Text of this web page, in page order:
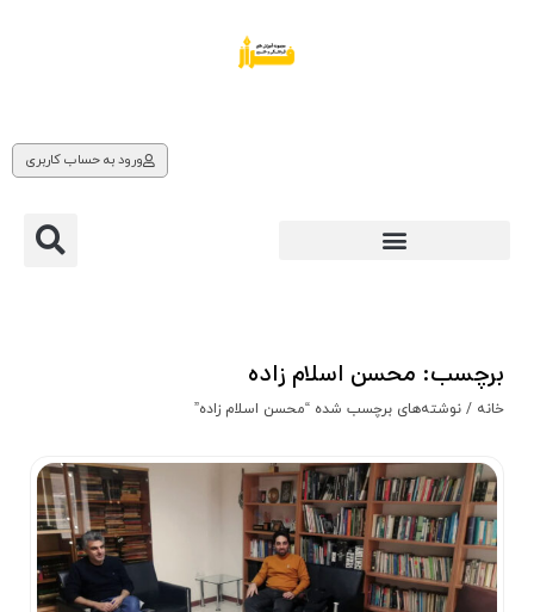
ورود به حساب کاربری
برچسب: محسن اسلام زاده
خانه / نوشته‌های برچسب شده “محسن اسلام زاده”